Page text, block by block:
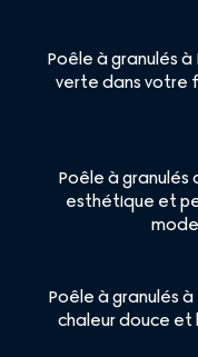
Poêle à granulés à
verte dans votre
Poêle à granulés
esthétique et
Poêle à granulés
chaleur douce et